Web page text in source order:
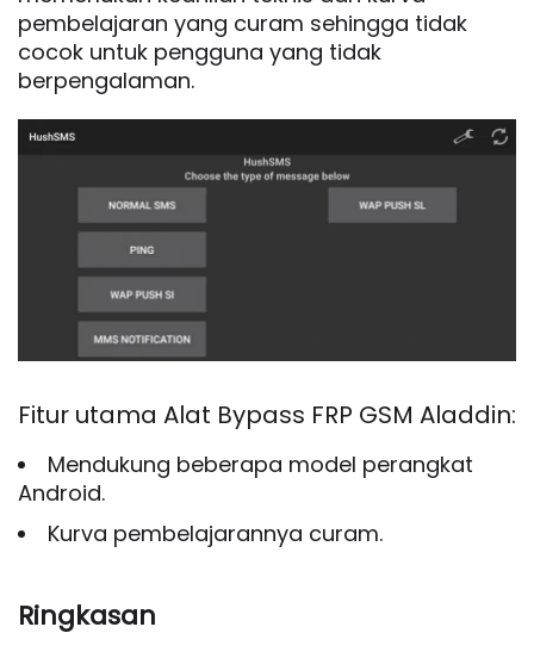
pembelajaran yang curam sehingga tidak
cocok untuk pengguna yang tidak
berpengalaman.
Fitur utama Alat Bypass FRP GSM Aladdin:
Mendukung beberapa model perangkat
Android.
Kurva pembelajarannya curam.
Ringkasan